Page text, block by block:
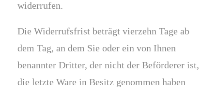
widerrufen.
Die Widerrufsfrist beträgt vierzehn Tage ab
dem Tag, an dem Sie oder ein von Ihnen
benannter Dritter, der nicht der Beförderer ist,
die letzte Ware in Besitz genommen haben